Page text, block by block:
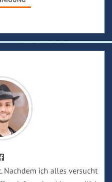
Nachdem ich alles versucht